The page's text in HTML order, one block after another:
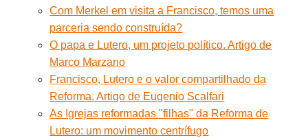
Com Merkel em visita a Francisco, temos uma
parceria sendo construída?
O papa e Lutero, um projeto político. Artigo de
Marco Marzano
Francisco, Lutero e o valor compartilhado da
Reforma. Artigo de Eugenio Scalfari
As Igrejas reformadas "filhas" da Reforma de
Lutero: um movimento centrífugo